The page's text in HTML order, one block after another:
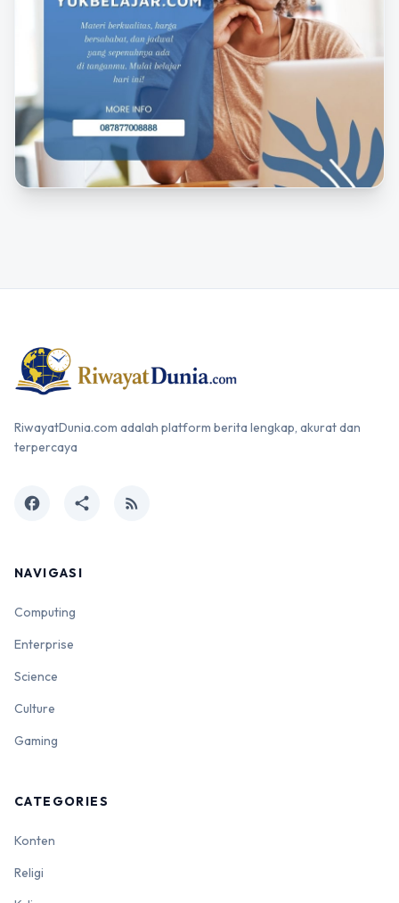
RiwayatDunia.com adalah platform berita lengkap, akurat dan
terpercaya
facebook share rss_feed
NAVIGASI
Computing
Enterprise
Science
Culture
Gaming
CATEGORIES
Konten
Religi